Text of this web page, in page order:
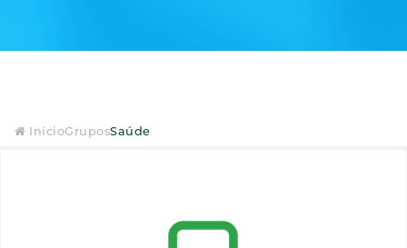
InícioGruposSaúde